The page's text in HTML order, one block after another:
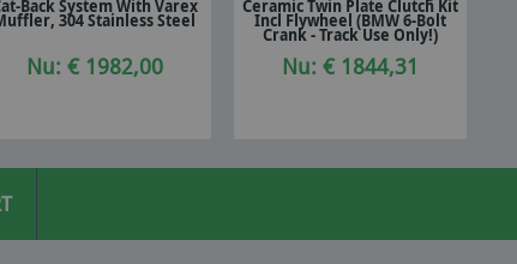
In winkelwagen
Back System With Varex
304 Stainless Steel
Nu: € 1982,00
In winkelwagen
Ceramic Twin Plate Clutch Kit
Incl Flywheel (BMW 6-Bolt
Crank - Track Use Only!)
Nu: € 1844,31